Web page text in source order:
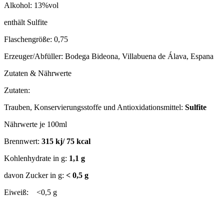
Alkohol: 13%vol
enthält Sulfite
Flaschengröße: 0,75
Erzeuger/Abfüller: Bodega Bideona, Villabuena de Álava, Espana
Zutaten & Nährwerte
Zutaten:
Trauben, Konservierungsstoffe und Antioxidationsmittel: Sulfite
Nährwerte je 100ml
Brennwert: 315 kj/ 75 kcal
Kohlenhydrate in g: 1,1 g
davon Zucker in g: < 0,5 g
Eiweiß: <0,5 g